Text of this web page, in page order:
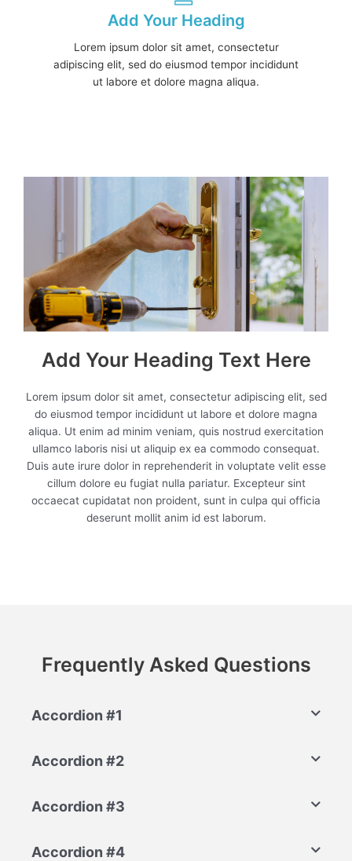
Add Your Heading
Lorem ipsum dolor sit amet, consectetur
adipiscing elit, sed do eiusmod tempor incididunt
ut labore et dolore magna aliqua.
Add Your Heading Text Here
Lorem ipsum dolor sit amet, consectetur adipiscing elit, sed
do eiusmod tempor incididunt ut labore et dolore magna
aliqua. Ut enim ad minim veniam, quis nostrud exercitation
ullamco laboris nisi ut aliquip ex ea commodo consequat.
Duis aute irure dolor in reprehenderit in voluptate velit esse
cillum dolore eu fugiat nulla pariatur. Excepteur sint
occaecat cupidatat non proident, sunt in culpa qui officia
deserunt mollit anim id est laborum.
Frequently Asked Questions
Accordion #1
Accordion #2
Accordion #3
Accordion #4